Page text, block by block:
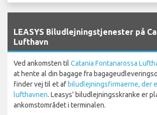
LEASYS Biludlejningstjenester på
Lufthavn
Ved ankomsten til Catania Fontanarossa
at hente al din bagage fra
finder vej til et afbiludlejningsfirmaerne, der
lufthavnen. Leasys' biludlejningsskranke er
ankomstområdet i terminalen.